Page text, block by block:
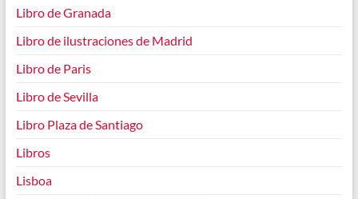
Libro de Granada
Libro de ilustraciones de Madrid
Libro de Paris
Libro de Sevilla
Libro Plaza de Santiago
Libros
Lisboa